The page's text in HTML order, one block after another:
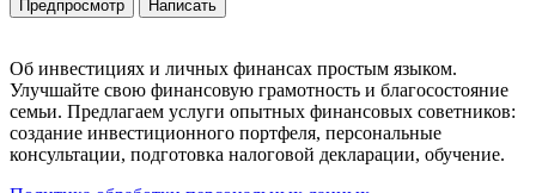
Об инвестициях и личных финансах простым языком.
Улучшайте свою финансовую грамотность и благосостояние
семьи. Предлагаем услуги опытных финансовых советников:
создание инвестиционного портфеля, персональные
консультации, подготовка налоговой декларации, обучение.